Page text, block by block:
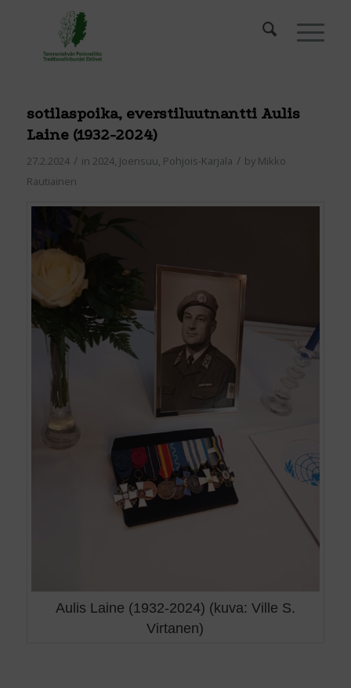
sotilaspoika, everstiluutnantti Aulis
Laine (1932-2024)
27.2.2024 / in 2024, Joensuu, Pohjois-Karjala / by Mikko
Rautiainen
Aulis Laine (1932-2024) (kuva: Ville S.
Virtanen)